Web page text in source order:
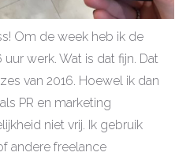
Om de week heb ik de
werk. Wat is dat fijn. Dat
van 2016. Hoewel ik dan
PR en marketing
niet vrij. Ik gebruik
andere freelance